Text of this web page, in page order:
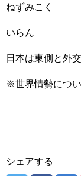
ねずみこく
いらん
日本は東側と外
※世界情勢につ
シェアする